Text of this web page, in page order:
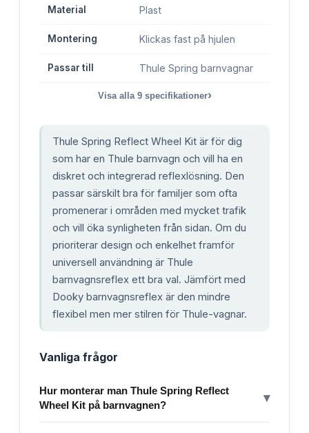
Material Plast
Montering Klickas fast på hjulen
Passar till Thule Spring barnvagnar
Visa alla 9specifikationer›
Thule Spring Reflect Wheel Kit är för dig
som har en Thule barnvagn och vill ha en
diskret och integrerad reflexlösning. Den
passar särskilt bra för familjer som ofta
promenerar i områden med mycket trafik
och vill öka synligheten från sidan. Om du
prioriterar design och enkelhet framför
universell användning är Thule
barnvagnsreflex ett bra val. Jämfört med
Dooky barnvagnsreflex är den mindre
flexibel men mer stilren för Thule-vagnar.
Vanliga frågor
Hur monterar man Thule Spring Reflect
Wheel Kit på barnvagnen?
▾